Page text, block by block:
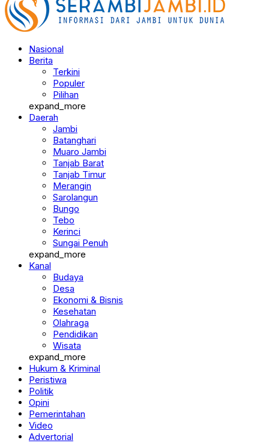
Nasional
Berita
Terkini
Populer
Pilihan
expand_more
Daerah
Jambi
Batanghari
Muaro Jambi
Tanjab Barat
Tanjab Timur
Merangin
Sarolangun
Bungo
Tebo
Kerinci
Sungai Penuh
expand_more
Kanal
Budaya
Desa
Ekonomi & Bisnis
Kesehatan
Olahraga
Pendidikan
Wisata
expand_more
Hukum & Kriminal
Peristiwa
Politik
Opini
Pemerintahan
Video
Advertorial